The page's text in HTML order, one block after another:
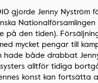
gjorde Jenny Nyström
på den tiden).
mycket pengar till
hade både drabbat
alltför tidiga
konst kan fortsätta